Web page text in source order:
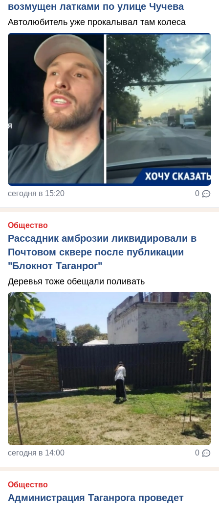
возмущен латками по улице Чучева
Автолюбитель уже прокалывал там колеса
сегодня в 15:20 0
Общество
Рассадник амброзии ликвидировали в
Почтовом сквере после публикации
"Блокнот Таганрог"
Деревья тоже обещали поливать
сегодня в 14:00 0
Общество
Администрация Таганрога проведет